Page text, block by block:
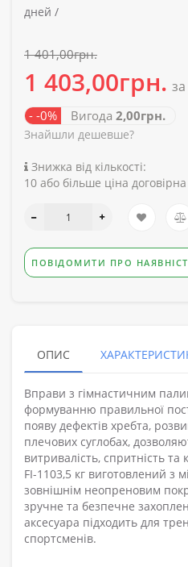
дней /
1 401,00грн.
1 403,00грн.
- -0% Вигода 2,00грн.
Знайшли дешевше?
Знижка від кількості:
10 або більше ціна договірна
ПОВІДОМИТИ ПРО
ОПИС
Вправи з гімнастичним
формуванню правильної
появу дефектів хребта,
плечових суглобах,
витривалість, спритність
FI-1103,5 кг виготовлений з
зовнішнім неопреновим
зручне та безпечне
аксесуара підходить для
спортсменів.